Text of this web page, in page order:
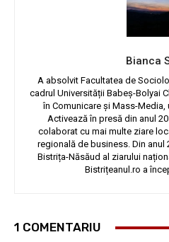
Bianca
A absolvit Facultatea de
cadrul Universității Babeș-Bolyai
în Comunicare și Mass-
Activează în presă din anul
colaborat cu mai multe ziare
regională de business. Din
Bistrița-Năsăud al ziarului
Bistrițeanul.ro a
1 COMENTARIU